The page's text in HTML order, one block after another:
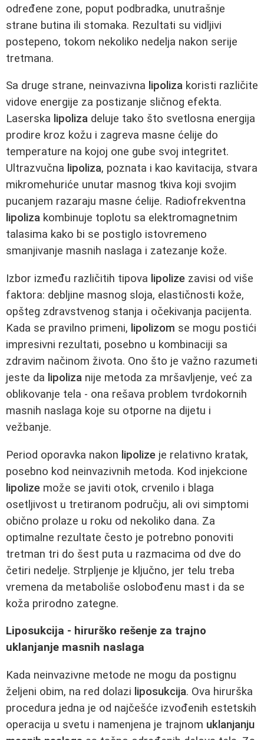
određene zone, poput podbradka, unutrašnje
strane butina ili stomaka. Rezultati su vidljivi
postepeno, tokom nekoliko nedelja nakon serije
tretmana.
Sa druge strane, neinvazivna lipoliza koristi različite
vidove energije za postizanje sličnog efekta.
Laserska lipoliza deluje tako što svetlosna energija
prodire kroz kožu i zagreva masne ćelije do
temperature na kojoj one gube svoj integritet.
Ultrazvučna lipoliza, poznata i kao kavitacija, stvara
mikromehuriće unutar masnog tkiva koji svojim
pucanjem razaraju masne ćelije. Radiofrekventna
lipoliza kombinuje toplotu sa elektromagnetnim
talasima kako bi se postiglo istovremeno
smanjivanje masnih naslaga i zatezanje kože.
Izbor između različitih tipova lipolize zavisi od više
faktora: debljine masnog sloja, elastičnosti kože,
opšteg zdravstvenog stanja i očekivanja pacijenta.
Kada se pravilno primeni, lipolizom se mogu postići
impresivni rezultati, posebno u kombinaciji sa
zdravim načinom života. Ono što je važno razumeti
jeste da lipoliza nije metoda za mršavljenje, već za
oblikovanje tela - ona rešava problem tvrdokornih
masnih naslaga koje su otporne na dijetu i
vežbanje.
Period oporavka nakon lipolize je relativno kratak,
posebno kod neinvazivnih metoda. Kod injekcione
lipolize može se javiti otok, crvenilo i blaga
osetljivost u tretiranom području, ali ovi simptomi
obično prolaze u roku od nekoliko dana. Za
optimalne rezultate često je potrebno ponoviti
tretman tri do šest puta u razmacima od dve do
četiri nedelje. Strpljenje je ključno, jer telu treba
vremena da metaboliše oslobođenu mast i da se
koža prirodno zategne.
Liposukcija - hirurško rešenje za trajno
uklanjanje masnih naslaga
Kada neinvazivne metode ne mogu da postignu
željeni obim, na red dolazi liposukcija. Ova hirurška
procedura jedna je od najčešće izvođenih estetskih
operacija u svetu i namenjena je trajnom uklanjanju